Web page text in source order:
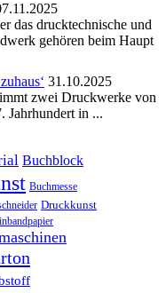
das drucktechnische und
gehören beim Haupt
31.10.2025
zwei Druckwerke von
Jahrhundert in ...
Buchblock
Buchmesse
Druckkunst